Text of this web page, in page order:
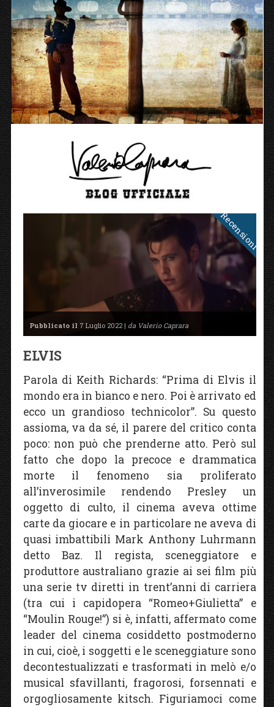
Recensioni
Pubblicato il 7 Luglio 2022 | da Valerio Caprara
ELVIS
Parola di Keith Richards: “Prima di Elvis il
mondo era in bianco e nero. Poi è arrivato ed
ecco un grandioso technicolor”. Su questo
assioma, va da sé, il parere del critico conta
poco: non può che prenderne atto. Però sul
fatto che dopo la precoce e drammatica
morte il fenomeno sia proliferato
all’inverosimile rendendo Presley un
oggetto di culto, il cinema aveva ottime
carte da giocare e in particolare ne aveva di
quasi imbattibili Mark Anthony Luhrmann
detto Baz. Il regista, sceneggiatore e
produttore australiano grazie ai sei film più
una serie tv diretti in trent’anni di carriera
(tra cui i capidopera “Romeo+Giulietta” e
“Moulin Rouge!”) si è, infatti, affermato come
leader del cinema cosiddetto postmoderno
in cui, cioè, i soggetti e le sceneggiature sono
decontestualizzati e trasformati in melò e/o
musical sfavillanti, fragorosi, forsennati e
orgogliosamente kitsch. Figuriamoci come